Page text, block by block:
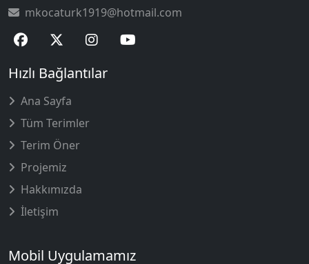
mkocaturk1919@hotmail.com
Hızlı Bağlantılar
Ana Sayfa
Tüm Terimler
Terim Öner
Projemiz
Hakkımızda
İletişim
Mobil Uygulamamız